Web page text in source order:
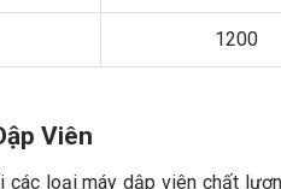
1200
Viên
các loại máy dập viên chất